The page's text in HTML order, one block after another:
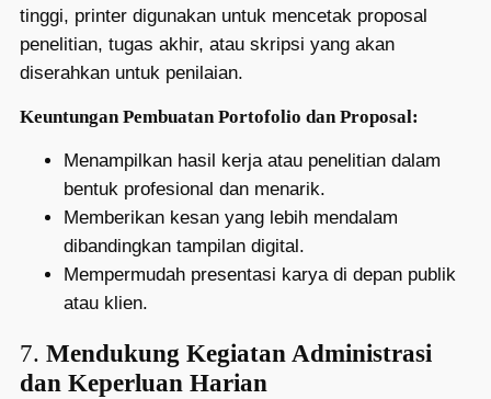
tinggi, printer digunakan untuk mencetak proposal
penelitian, tugas akhir, atau skripsi yang akan
diserahkan untuk penilaian.
Keuntungan Pembuatan Portofolio dan Proposal:
Menampilkan hasil kerja atau penelitian dalam
bentuk profesional dan menarik.
Memberikan kesan yang lebih mendalam
dibandingkan tampilan digital.
Mempermudah presentasi karya di depan publik
atau klien.
7. Mendukung Kegiatan Administrasi
dan Keperluan Harian